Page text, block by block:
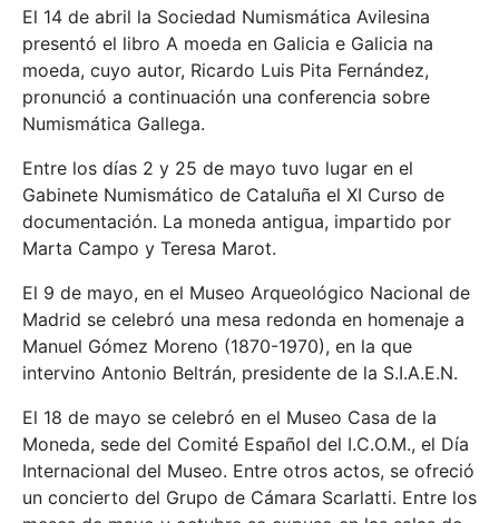
El 14 de abril la Sociedad Numismática Avilesina
presentó el libro A moeda en Galicia e Galicia na
moeda, cuyo autor, Ricardo Luis Pita Fernández,
pronunció a continuación una conferencia sobre
Numismática Gallega.
Entre los días 2 y 25 de mayo tuvo lugar en el
Gabinete Numismático de Cataluña el XI Curso de
documentación. La moneda antigua, impartido por
Marta Campo y Teresa Marot.
El 9 de mayo, en el Museo Arqueológico Nacional de
Madrid se celebró una mesa redonda en homenaje a
Manuel Gómez Moreno (1870-1970), en la que
intervino Antonio Beltrán, presidente de la S.I.A.E.N.
El 18 de mayo se celebró en el Museo Casa de la
Moneda, sede del Comité Español del I.C.O.M., el Día
Internacional del Museo. Entre otros actos, se ofreció
un concierto del Grupo de Cámara Scarlatti. Entre los